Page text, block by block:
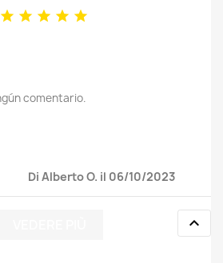
    
comentario.
Di Alberto O. il 06/10/2023
